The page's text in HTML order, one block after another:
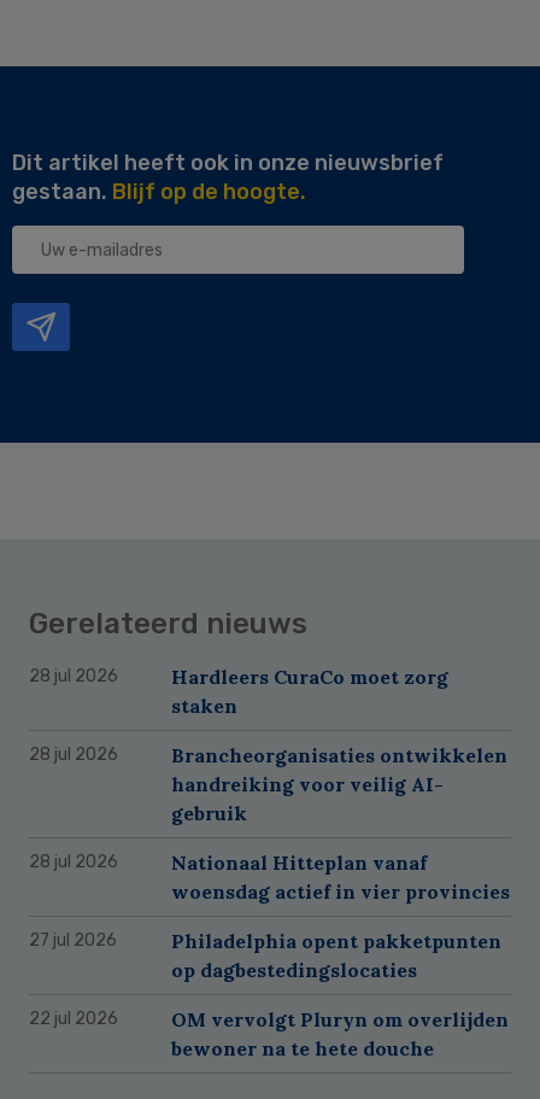
Dit artikel heeft ook in onze nieuwsbrief
gestaan. Blijf op de hoogte.
Uw
Gerelateerd nieuws
28 jul 2026
Hardleers CuraCo moet zorg
staken
28 jul 2026
Brancheorganisaties ontwikkelen
handreiking voor veilig AI-
gebruik
28 jul 2026
Nationaal Hitteplan vanaf
woensdag actief in vier provincies
27 jul 2026
Philadelphia opent pakketpunten
op dagbestedingslocaties
22 jul 2026
OM vervolgt Pluryn om overlijden
bewoner na te hete douche